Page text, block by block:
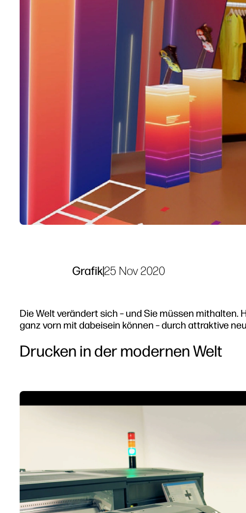
Grafik|25 Nov 2020
Die Welt verändert sich – und Sie müssen
ganz vorn mit dabeisein können – durch attraktive
Drucken in der modernen Welt